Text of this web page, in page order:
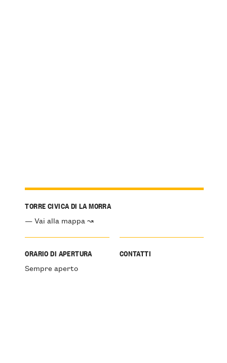
TORRE CIVICA DI LA MORRA
— Vai alla mappa ↝
ORARIO DI APERTURA
Sempre aperto
CONTATTI